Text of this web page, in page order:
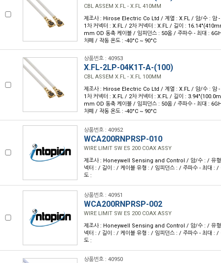
CBL ASSEM X.FL - X.FL 410MM
제조사 : Hirose Electric Co Ltd / 계열 : X.FL / 암/수 : 암 -
1차 커넥터 : X.FL / 2차 커넥터 : X.FL / 길이 :
mm OD 동축 케이블 / 임피던스 : 50옴 / 주파수 - 최대 :
차폐 / 작동 온도 : -40°C ~ 90°C
상품번호 : 40953
X.FL-2LP-04K1T-A-(100)
CBL ASSEM X.FL - X.FL 100MM
제조사 : Hirose Electric Co Ltd / 계열 : X.FL / 암/수 : 암 -
1차 커넥터 : X.FL / 2차 커넥터 : X.FL / 길이 :
mm OD 동축 케이블 / 임피던스 : 50옴 / 주파수 - 최대 :
차폐 / 작동 온도 : -40°C ~ 90°C
상품번호 : 40952
WCA200RNPRSP-010
WIRE LIMIT SW ES 200 COAX ASSY
제조사 : Honeywell Sensing and Control / 암/수 : / 유형
넥터 : / 길이 : / 케이블 유형 : / 임피던스 : / 주파수 - 최대 :
도 :
상품번호 : 40951
WCA200RNPRSP-002
WIRE LIMIT SW ES 200 COAX ASSY
제조사 : Honeywell Sensing and Control / 암/수 : / 유형
넥터 : / 길이 : / 케이블 유형 : / 임피던스 : / 주파수 - 최대 :
도 :
상품번호 : 40950